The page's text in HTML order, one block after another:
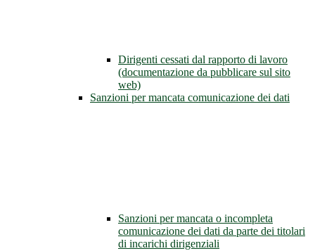
Dirigenti cessati dal rapporto di lavoro
(documentazione da pubblicare sul sito
web)
Sanzioni per mancata comunicazione dei dati
Sanzioni per mancata o incompleta
comunicazione dei dati da parte dei titolari
di incarichi dirigenziali